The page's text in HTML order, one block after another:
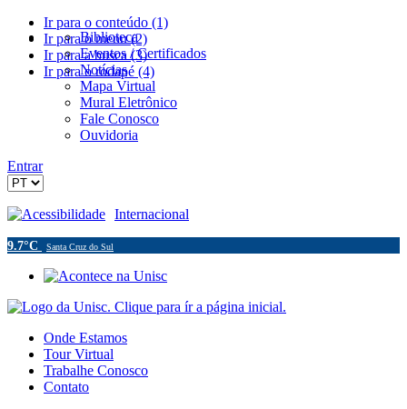
Ir para o conteúdo (1)
Ir para o menu (2)
Ir para a busca (3)
Ir para o rodapé (4)
Biblioteca
Eventos / Certificados
Notícias
Mapa Virtual
Mural Eletrônico
Fale Conosco
Ouvidoria
Entrar
Acessibilidade Internacional
9.7°C Santa Cruz do Sul
Onde Estamos
Tour Virtual
Trabalhe Conosco
Contato